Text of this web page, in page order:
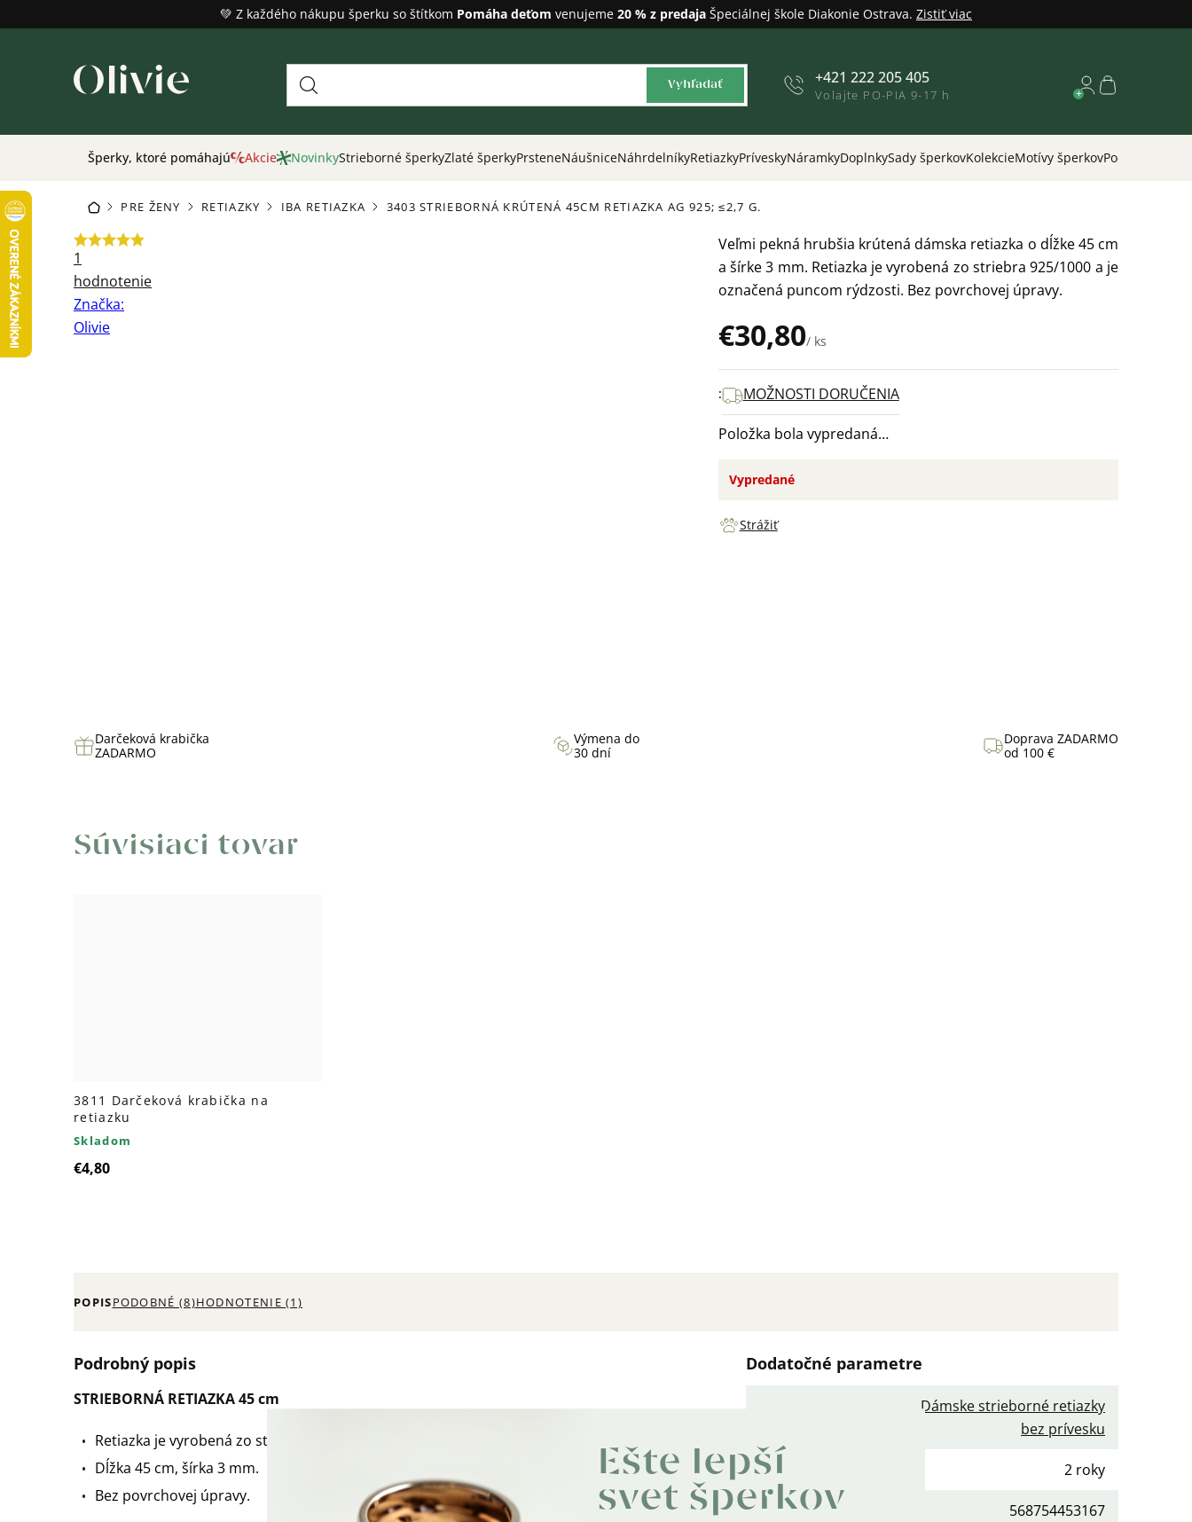
Ešte lepší
svet šperkov
na
💚 Z každého nákupu šperku so štítkom Pomáha deťom venujeme 20 % z predaja Špeciálnej škole Diakonie Ostrava. Zistiť viac
Vyhľadať +421 222 205 405
Volajte PO-PIA 9-17 h
Nákupný
Šperky, ktoré pomáhajú Akcie NovinkyStrieborné šperkyZlaté šperkyPrsteneNáušniceNáhrdelníkyRetiazkyPríveskyNáramkyDoplnkySady šperkovKolekcieMotívy šperkovPodľa
DOMOVPRE ŽENY RETIAZKY IBA RETIAZKA 3403 STRIEBORNÁ KRÚTENÁ 45CM RETIAZKAAG 925; ≤2,7 G.
Priemerné
hodnotenie
produktu
je
1
hodnotenie
Značka:
Olivie
€30,80/ ks
Jednotková
cena:
Vypredané
MOŽNOSTI DORUČENIA
Položka bola vypredaná…
Veľmi pekná hrubšia krútená dámska retiazka o dĺžke 45 cm
a šírke 3 mm. Retiazka je vyrobená zo striebra 925/1000 a je
označená puncom rýdzosti. Bez povrchovej úpravy.
Strážiť
Darčeková krabička
ZADARMO
Výmena do
30 dní
Doprava ZADARMO
od 100 €
Súvisiaci tovar
3811 Darčeková krabička na
retiazku
Skladom
€4,80
POPISPODOBNÉ (8)HODNOTENIE (1)
Podrobný popis
STRIEBORNÁ RETIAZKA 45 cm
Retiazka je vyrobená zo striebra 925/1000 a je označená puncom rýdzosti.
Dĺžka 45 cm, šírka 3 mm.
Bez povrchovej úpravy.
Dodatočné parametre
Dámske strieborné retiazky
bez prívesku
Záruka 2 roky
EAN : 568754453167